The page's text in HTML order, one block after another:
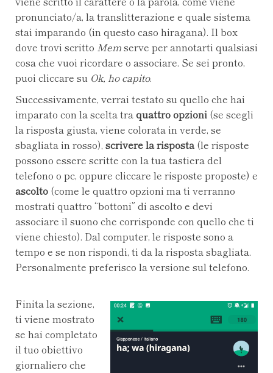
pronunciato/a, la translitterazione e quale sistema
stai imparando (in questo caso hiragana). Il box
dove trovi scritto Memserve per annotarti qualsiasi
cosa che vuoi ricordare o associare. Se sei pronto,
puoi cliccare su Ok, ho capito.
Successivamente, verrai testato su quello che hai
imparato con la scelta traquattro opzioni (se scegli
la risposta giusta, viene colorata in verde, se
sbagliata in rosso), scrivere la risposta(le risposte
possono essere scritte con la tua tastiera del
telefono o pc, oppure cliccare le risposte proposte) e
ascolto (come le quattro opzioni ma ti verranno
mostrati quattro “bottoni” di ascolto e devi
associare il suono che corrisponde con quello che ti
viene chiesto). Dal computer, le risposte sono a
tempo e se non rispondi, ti da la risposta sbagliata.
Personalmente preferisco la versione sul telefono.
Finita la sezione,
ti viene mostrato
se hai completato
il tuo obiettivo
giornaliero che